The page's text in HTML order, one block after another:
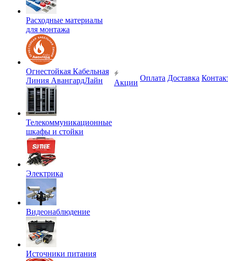
Расходные материалы
для монтажа
Огнестойкая Кабельная
Линия АвангардЛайн
Телекоммуникационные
шкафы и стойки
Электрика
Видеонаблюдение
Источники питания
Акции
Оплата Доставка